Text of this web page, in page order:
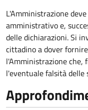
L'Amministrazione
amministrativo e,
delle dichiarazioni. Si
cittadino a dover
l'Amministrazione che,
l'eventuale falsità delle